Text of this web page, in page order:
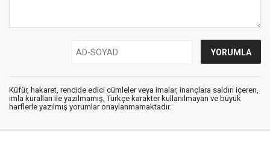
Küfür, hakaret, rencide edici cümleler veya imalar, inançlara saldırı içeren,
imla kuralları ile yazılmamış, Türkçe karakter kullanılmayan ve büyük
harflerle yazılmış yorumlar onaylanmamaktadır.